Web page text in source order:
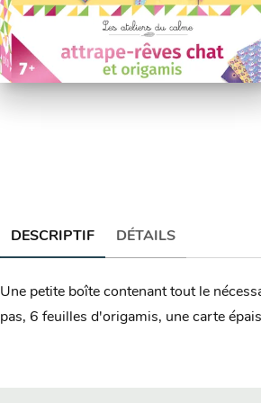
DESCRIPTIF DÉTAILS
Une petite boîte contenant tout le
pas, 6 feuilles d'origamis, une carte